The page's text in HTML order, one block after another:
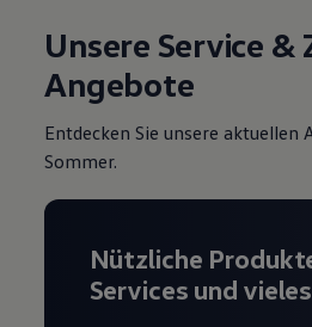
Unsere Service &
Angebote
Entdecken Sie unsere aktuellen
Sommer.
Nützliche
Services und